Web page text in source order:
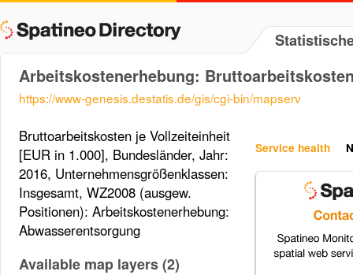
Arbeitskostenerhebung:
https://www-genesis.destatis.de/gis/cgi-bin/mapserv
Service health
Bruttoarbeitskosten je Vollzeiteinheit
[EUR in 1.000], Bundesländer, Jahr:
2016, Unternehmensgrößenklassen:
Insgesamt, WZ2008 (ausgew.
Positionen): Arbeitskostenerhebung:
Abwasserentsorgung
Available map layers (2)